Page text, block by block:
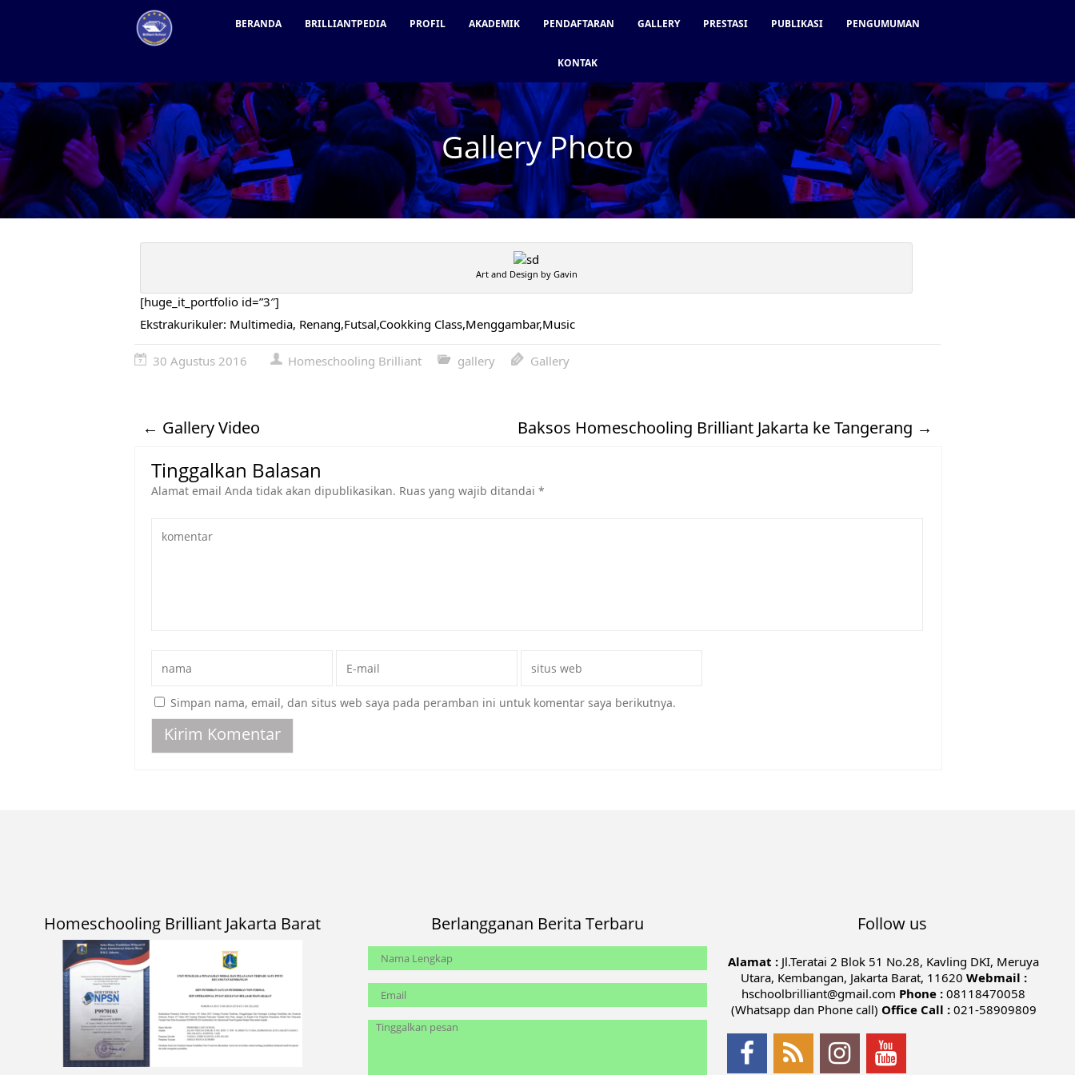
BERANDA BRILLIANTPEDIA PROFIL AKADEMIK PENDAFTARAN GALLERY PRESTASI PUBLIKASI PENGUMUMAN
KONTAK
Gallery Photo
Art and Design by Gavin
[huge_it_portfolio id=”3″]
Ekstrakurikuler: Multimedia, Renang,Futsal,Cookking Class,Menggambar,Music
30 Agustus 2016 Homeschooling Brilliant gallery Gallery
← Gallery Video Baksos Homeschooling Brilliant Jakarta ke Tangerang →
Tinggalkan Balasan
Alamat email Anda tidak akan dipublikasikan. Ruas yang wajib ditandai*
Simpan nama, email, dan situs web saya pada peramban ini untuk komentar saya berikutnya.
Homeschooling Brilliant Jakarta Barat Berlangganan Berita Terbaru Follow us
Alamat : Jl.Teratai 2 Blok 51 No.28, Kavling DKI, Meruya
Utara, Kembangan, Jakarta Barat, 11620 Webmail :
hschoolbrilliant@gmail.com Phone :08118470058
(Whatsapp dan Phone call) Office Call : 021-58909809